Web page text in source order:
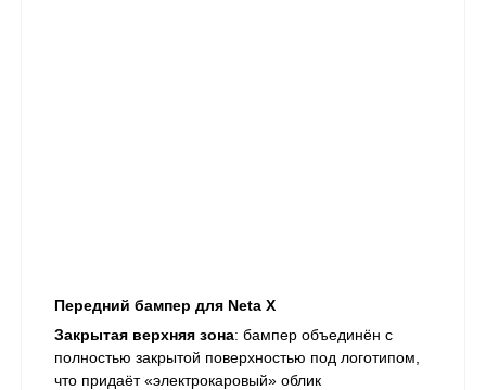
Передний бампер для Neta X
Закрытая верхняя зона: бампер объединён с
полностью закрытой поверхностью под логотипом,
что придаёт «электрокаровый» облик